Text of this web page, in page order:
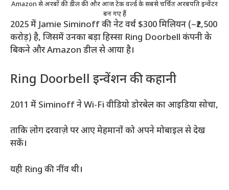
Amazon से अरबों की डील की और आज टेक वर्ल्ड के सबसे चर्चित अरबपति इन्वेंटर
बन गए हैं
2025 में Jamie Siminoff की नेट वर्थ $300 मिलियन (~₹2,500
करोड़) है, जिसमें उनका बड़ा हिस्सा Ring Doorbell कंपनी के
बिकने और Amazon डील से आया है।
Ring Doorbell इन्वेंशन की कहानी
2011 में Siminoff ने Wi-Fi वीडियो डोरबेल का आइडिया सोचा,
ताकि लोग दरवाज़े पर आए मेहमानों को अपने मोबाइल से देख
सकें।
यही Ring की नींव थी।